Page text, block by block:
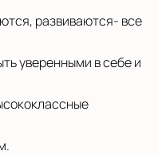
развиваются- все
уверенными в себе и